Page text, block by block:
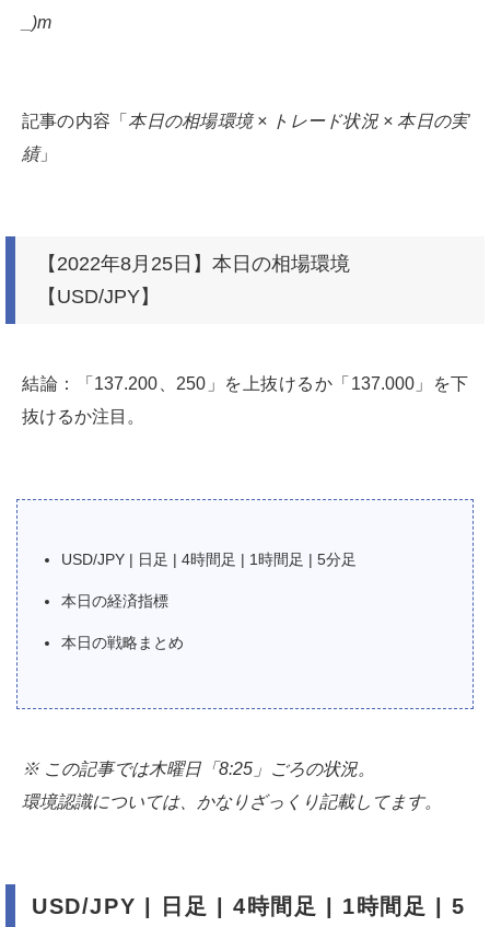
_)m
記事の内容「 本日の相場環境 × トレード状況 × 本日の実
績」
【2022年8月25日】本日の相場環境
【USD/JPY】
結論：「137.200、250」を上抜けるか「137.000」を下
抜けるか注目。
USD/JPY | 日足 | 4時間足 | 1時間足 | 5分足
本日の経済指標
本日の戦略まとめ
※ この記事では木曜日「8:25」ごろの状況。
環境認識については、かなりざっくり記載してます。
USD/JPY | 日足 | 4時間足 | 1時間足 | 5